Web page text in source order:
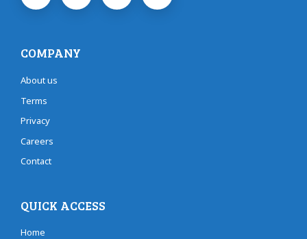
COMPANY
About us
Terms
Privacy
Careers
Contact
QUICK ACCESS
Home